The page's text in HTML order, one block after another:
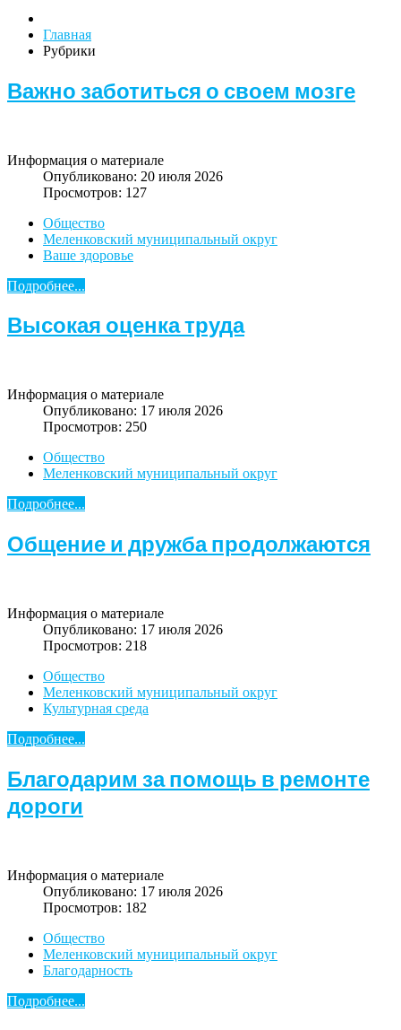
Главная
Рубрики
Важно заботиться о своем мозге
Информация о материале
Опубликовано: 20 июля 2026
Просмотров: 127
Общество
Меленковский муниципальный округ
Ваше здоровье
Подробнее...
Высокая оценка труда
Информация о материале
Опубликовано: 17 июля 2026
Просмотров: 250
Общество
Меленковский муниципальный округ
Подробнее...
Общение и дружба продолжаются
Информация о материале
Опубликовано: 17 июля 2026
Просмотров: 218
Общество
Меленковский муниципальный округ
Культурная среда
Подробнее...
Благодарим за помощь в ремонте
дороги
Информация о материале
Опубликовано: 17 июля 2026
Просмотров: 182
Общество
Меленковский муниципальный округ
Благодарность
Подробнее...